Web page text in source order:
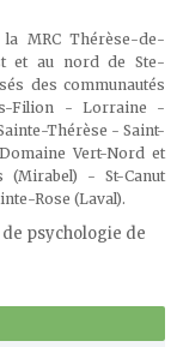
MRC Thérèse-de-
et au nord de Ste-
des communautés
Filion - Lorraine -
Thérèse - Saint-
Vert-Nord et
(Mirabel) - St-Canut
Rose (Laval).
psychologie de